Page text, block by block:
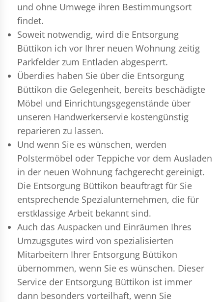
und ohne Umwege ihren Bestimmungsort
findet.
Soweit notwendig, wird die Entsorgung
Büttikon ich vor Ihrer neuen Wohnung zeitig
Parkfelder zum Entladen abgesperrt.
Überdies haben Sie über die Entsorgung
Büttikon die Gelegenheit, bereits beschädigte
Möbel und Einrichtungsgegenstände über
unseren Handwerkerservie kostengünstig
reparieren zu lassen.
Und wenn Sie es wünschen, werden
Polstermöbel oder Teppiche vor dem Ausladen
in der neuen Wohnung fachgerecht gereinigt.
Die Entsorgung Büttikon beauftragt für Sie
entsprechende Spezialunternehmen, die für
erstklassige Arbeit bekannt sind.
Auch das Auspacken und Einräumen Ihres
Umzugsgutes wird von spezialisierten
Mitarbeitern Ihrer Entsorgung Büttikon
übernommen, wenn Sie es wünschen. Dieser
Service der Entsorgung Büttikon ist immer
dann besonders vorteilhaft, wenn Sie